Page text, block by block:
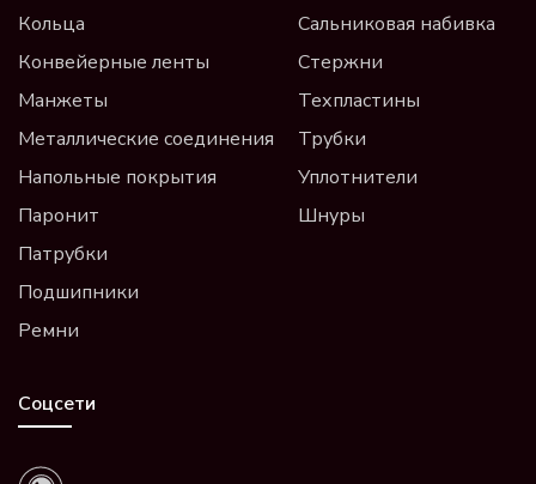
Кольца
Конвейерные ленты
Манжеты
Металлические соединения
Напольные покрытия
Паронит
Патрубки
Подшипники
Ремни
Сальниковая набивка
Стержни
Техпластины
Трубки
Уплотнители
Шнуры
Соцсети